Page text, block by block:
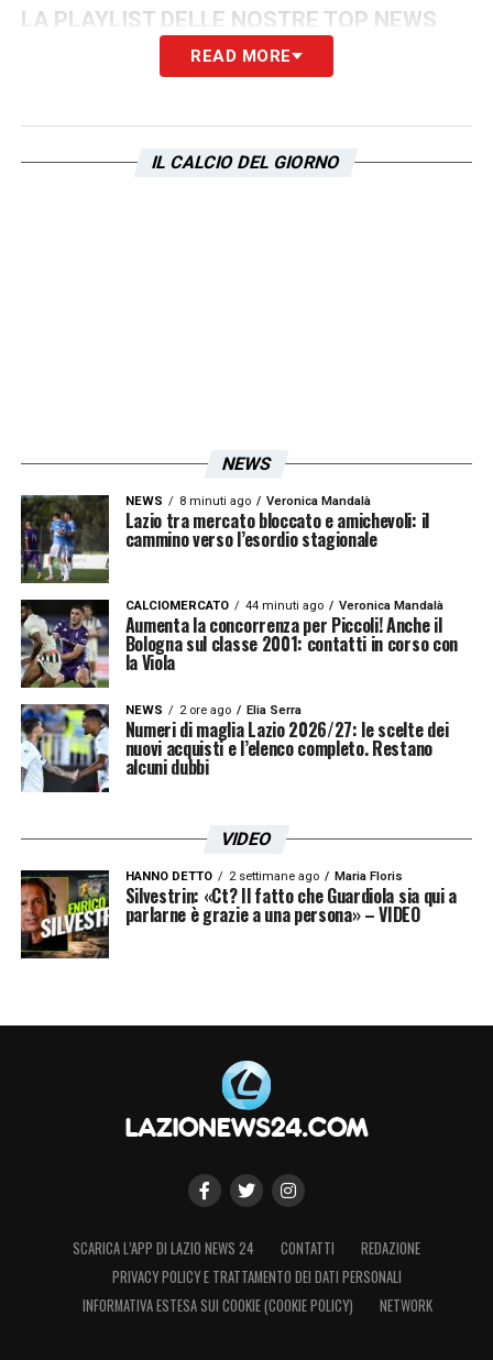
LA PLAYLIST DELLE NOSTRE TOP NEWS
READ MORE
IL CALCIO DEL GIORNO
NEWS
NEWS 8 minuti ago Veronica Mandalà
Lazio tra mercato bloccato e amichevoli: il
cammino verso l’esordio stagionale
CALCIOMERCATO 44 minuti ago Veronica Mandalà
Aumenta la concorrenza per Piccoli! Anche il
Bologna sul classe 2001: contatti in corso con
la Viola
NEWS 2 ore ago Elia Serra
Numeri di maglia Lazio 2026/27: le scelte dei
nuovi acquisti e l’elenco completo. Restano
alcuni dubbi
VIDEO
HANNO DETTO 2 settimane ago Maria Floris
Silvestrin: «Ct? Il fatto che Guardiola sia qui a
parlarne è grazie a una persona» – VIDEO
SCARICA L’APP DI LAZIO NEWS 24 CONTATTI
REDAZIONE
PRIVACY POLICY E TRATTAMENTO DEI DATI PERSONALI
INFORMATIVA ESTESA SUI COOKIE (COOKIE POLICY)
NETWORK